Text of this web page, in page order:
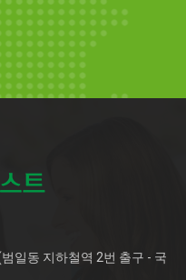
일동 지하철역 2번 출구 - 국